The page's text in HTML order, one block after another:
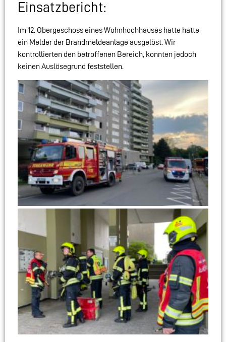
Einsatzbericht:
Im 12. Obergeschoss eines Wohnhochhauses hatte hatte
ein Melder der Brandmeldeanlage ausgelöst. Wir
kontrollierten den betroffenen Bereich, konnten jedoch
keinen Auslösegrund feststellen.